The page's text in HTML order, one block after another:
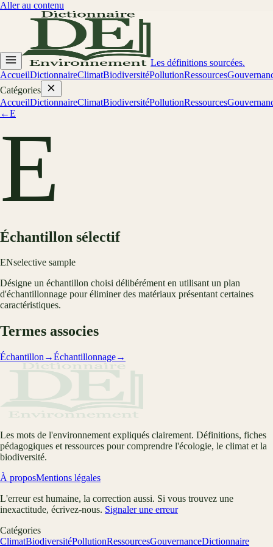
Aller au contenu
Les définitions sourcées.
AccueilDictionnaireClimatBiodiversitéPollutionRessources
Catégories
AccueilDictionnaireClimatBiodiversitéPollutionRessources
←E
E
Échantillon sélectif
ENselective sample
Désigne un échantillon choisi délibérément en utilisant un plan
d'échantillonnage pour éliminer des matériaux présentant certaines
caractéristiques.
Termes associes
Échantillon →Échantillonnage→
Les mots de l'environnement expliqués clairement. Définitions, fiches
pédagogiques et ressources pour comprendre l'écologie, le climat et la
biodiversité.
À proposMentions légales
L'erreur est humaine, la correction aussi. Si vous trouvez une
inexactitude, écrivez-nous. Signaler une erreur
Catégories
ClimatBiodiversitéPollutionRessourcesGouvernanceDictionnaire